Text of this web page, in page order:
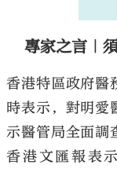
專家之言｜
香港特區政府醫
時表示，對明愛
示醫管局全面調
香港文匯報表